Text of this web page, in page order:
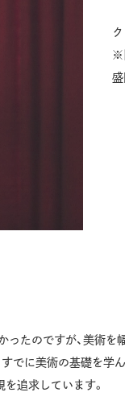
※
たのですが、美術を
でに美術の基礎を
追求しています。